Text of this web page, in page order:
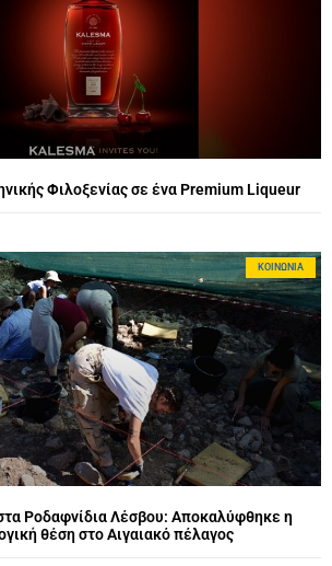
Φιλοξενίας σε ένα Premium Liqueur
ΚΟΙΝΩΝΊΑ
Ροδαφνίδια Λέσβου: Αποκαλύφθηκε η
θέση στο Αιγαιακό πέλαγος